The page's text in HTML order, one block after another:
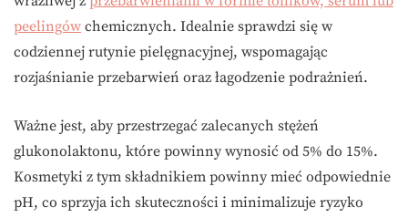
peelingów chemicznych. Idealnie sprawdzi się w
codziennej rutynie pielęgnacyjnej, wspomagając
rozjaśnianie przebarwień oraz łagodzenie podrażnień.
Ważne jest, aby przestrzegać zalecanych stężeń
glukonolaktonu, które powinny wynosić od 5% do 15%.
Kosmetyki z tym składnikiem powinny mieć odpowiednie
pH, co sprzyja ich skuteczności i minimalizuje ryzyko